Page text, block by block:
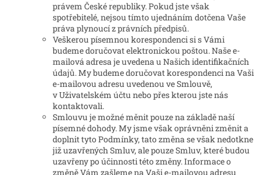
právem České republiky. Pokud jste však
spotřebitelé, nejsou tímto ujednáním dotčena Vaše
práva plynoucí z právních předpisů.
Veškerou písemnou korespondenci si s Vámi
budeme doručovat elektronickou poštou. Naše e-
mailová adresa je uvedena u Našich identifikačních
údajů. My budeme doručovat korespondenci na Vaši
e-mailovou adresu uvedenou ve Smlouvě,
v Uživatelském účtu nebo přes kterou jste nás
kontaktovali.
Smlouvu je možné měnit pouze na základě naší
písemné dohody. My jsme však oprávněni změnit a
doplnit tyto Podmínky, tato změna se však nedotkne
již uzavřených Smluv, ale pouze Smluv, které budou
uzavřeny po účinnosti této změny. Informace o
změně Vám zašleme na Vaši e-mailovou adresu